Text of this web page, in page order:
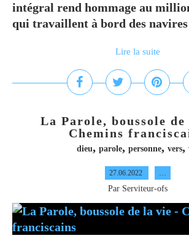
intégral rend hommage au
qui travaillent à bord des
Lire la suite
La Parole, boussole
Chemins
dieu, parole, personne, vers,
27.06.2022 …
Par Serviteur-ofs